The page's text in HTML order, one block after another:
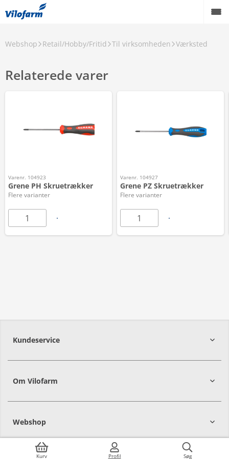
Kurv Profil Søg
Webshop Retail/Hobby/Fritid Til virksomheden Værksted
Relaterede varer
Varenr. 104923
Grene PH Skruetrækker
Flere varianter
Varenr. 104927
Grene PZ Skruetrækker
Flere varianter
Kundeservice
Om Vilofarm
Webshop